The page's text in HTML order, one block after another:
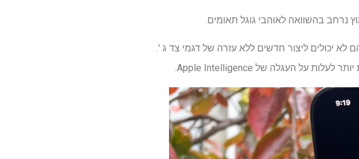
נרחב בהשוואה לאוהבי גוגל תאומים.
לא יכולים ליצור חדשים ללא עזרה של דגמי צד ג '.